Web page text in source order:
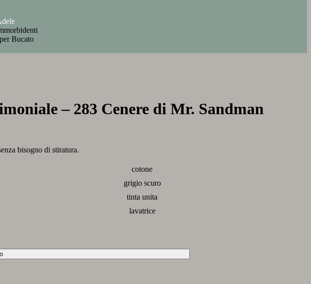
Bucato
– 283 Cenere di Mr. Sandman
bisogno di stiratura.
cotone
grigio scuro
tinta unita
lavatrice